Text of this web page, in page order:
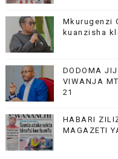
Mkurugenzi
kuanzisha
DODOMA
VIWANJA
21
HABARI
MAGAZETI